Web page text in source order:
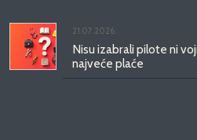
21.07.2026.
Nisu izabrali pilote ni
najveće plaće